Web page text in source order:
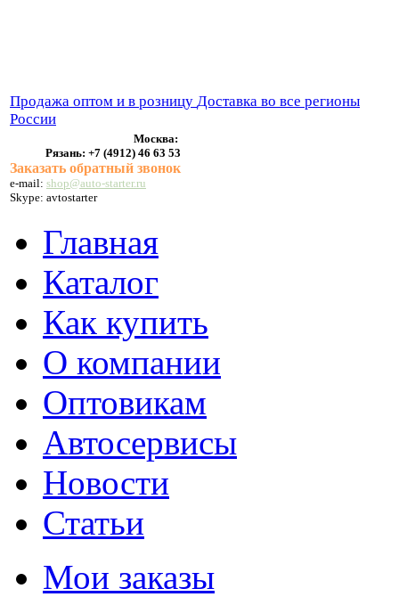
Продажа оптом и в розницу Доставка во все регионы
России
Москва:
Рязань: +7 (4912) 46 63 53
Заказать обратный звонок
e-mail: shop@auto-starter.ru
Skype: avtostarter
Главная
Каталог
Как купить
О компании
Оптовикам
Автосервисы
Новости
Статьи
Мои заказы